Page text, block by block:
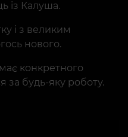
із Калуша.
і з великим
нового.
конкретного
за будь-яку роботу.